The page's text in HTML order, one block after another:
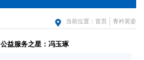
当前位置： 首页 青衿英姿
公益服务之星：冯玉琢